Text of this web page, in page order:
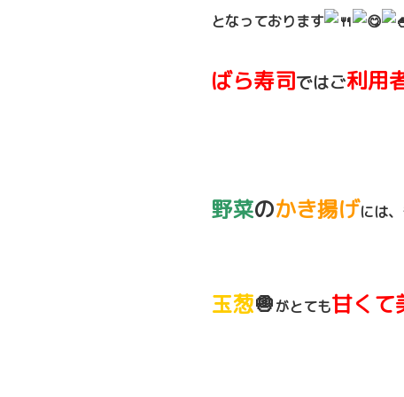
となっております
ばら寿司ではご利用
野菜のかき揚げには
玉葱🧅がとても甘くて